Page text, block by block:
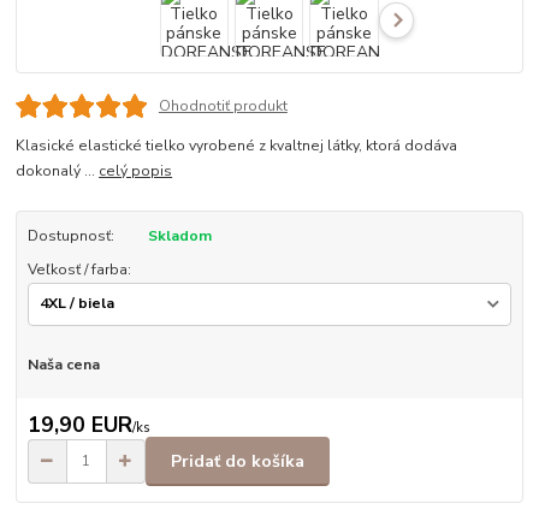
Ohodnotiť produkt
Klasické elastické tielko vyrobené z kvaltnej látky, ktorá dodáva
dokonalý ... celý popis
Dostupnosť:
Skladom
Veľkosť / farba:
Naša cena
19,90 EUR/ks
Pridať do košíka